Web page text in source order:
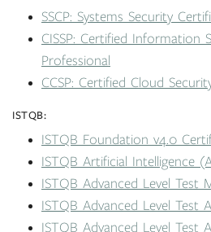
SSCP: Systems Security
CISSP: Certified Information
Professional
CCSP: Certified Cloud
ISTQB:
ISTQB Foundation v4.0
ISTQB Artificial Intelligence
ISTQB Advanced Level Test
ISTQB Advanced Level Test
ISTQB Advanced Level Test